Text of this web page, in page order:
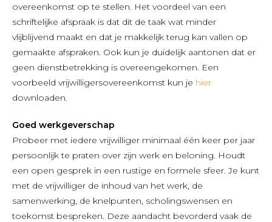
overeenkomst op te stellen. Het voordeel van een
schriftelijke afspraak is dat dit de taak wat minder
vlijblijvend maakt en dat je makkelijk terug kan vallen op
gemaakte afspraken. Ook kun je duidelijk aantonen dat er
geen dienstbetrekking is overeengekomen. Een
voorbeeld vrijwilligersovereenkomst kun je hier
downloaden.
Goed werkgeverschap
Probeer met iedere vrijwilliger minimaal één keer per jaar
persoonlijk te praten over zijn werk en beloning. Houdt
een open gesprek in een rustige en formele sfeer. Je kunt
met de vrijwilliger de inhoud van het werk, de
samenwerking, de knelpunten, scholingswensen en
toekomst bespreken. Deze aandacht bevorderd vaak de